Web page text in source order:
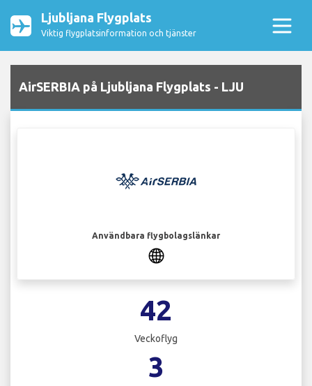
Ljubljana Flygplats
Viktig flygplatsinformation och tjänster
AirSERBIA på Ljubljana Flygplats - LJU
Användbara flygbolagslänkar
42
Veckoflyg
3